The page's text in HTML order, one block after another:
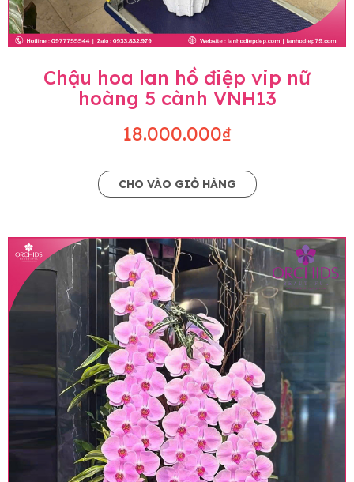
Chậu hoa lan hồ điệp vip nữ
hoàng 5 cành VNH13
18.000.000₫
CHO VÀO GIỎ HÀNG